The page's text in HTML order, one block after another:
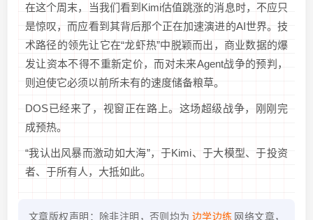
在这个周末，当我们看到Kimi估值跳涨的消息时，不应只
是惊叹，而应看到其背后那个正在加速演进的AI世界。技
术路径的领先让它在“龙虾热”中脱颖而出，商业数据的爆
发让资本不得不重新定价，而对未来Agent战争的预判，
则迫使它必须以前所未有的速度储备粮草。
DOS已经来了，视窗正在路上。这场超级战争，刚刚完
成预热。
“我认出风暴而激动如大海”，于Kimi、于大模型、于投资
者、于所有人，大抵如此。
文章版权声明：除非注明，否则均为 边学边练 网络文章，